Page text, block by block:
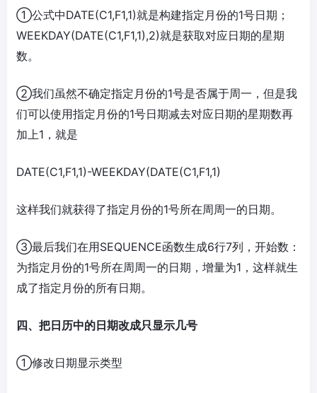
①公式中DATE(C1,F1,1)就是构建指定月份的1号日期；
WEEKDAY(DATE(C1,F1,1),2)就是获取对应日期的星期
数。
②我们虽然不确定指定月份的1号是否属于周一，但是我
们可以使用指定月份的1号日期减去对应日期的星期数再
加上1，就是
DATE(C1,F1,1)-WEEKDAY(DATE(C1,F1,1)
这样我们就获得了指定月份的1号所在周周一的日期。
③最后我们在用SEQUENCE函数生成6行7列，开始数：
为指定月份的1号所在周周一的日期，增量为1，这样就生
成了指定月份的所有日期。
四、把日历中的日期改成只显示几号
①修改日期显示类型